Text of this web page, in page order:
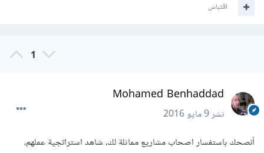
اقتباس
1
Mohamed Benhaddad
نشر9 مايو 2016
أنصحك باستفسار اصحاب مشاريع مماثلة لك، شاهد استراتجية عملهم،